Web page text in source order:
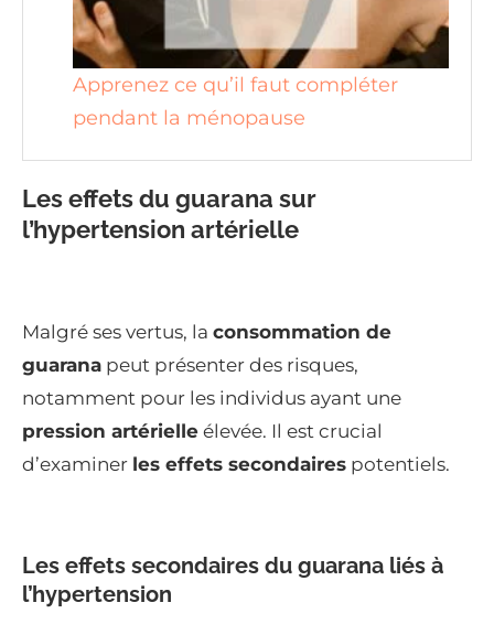
Apprenez ce qu’il faut compléter
pendant la ménopause
Les effets du guarana sur
l’hypertension artérielle
Malgré ses vertus, la consommation de
guarana peut présenter des risques,
notamment pour les individus ayant une
pression artérielle élevée. Il est crucial
d’examiner les effets secondaires potentiels.
Les effets secondaires du guarana liés à
l’hypertension